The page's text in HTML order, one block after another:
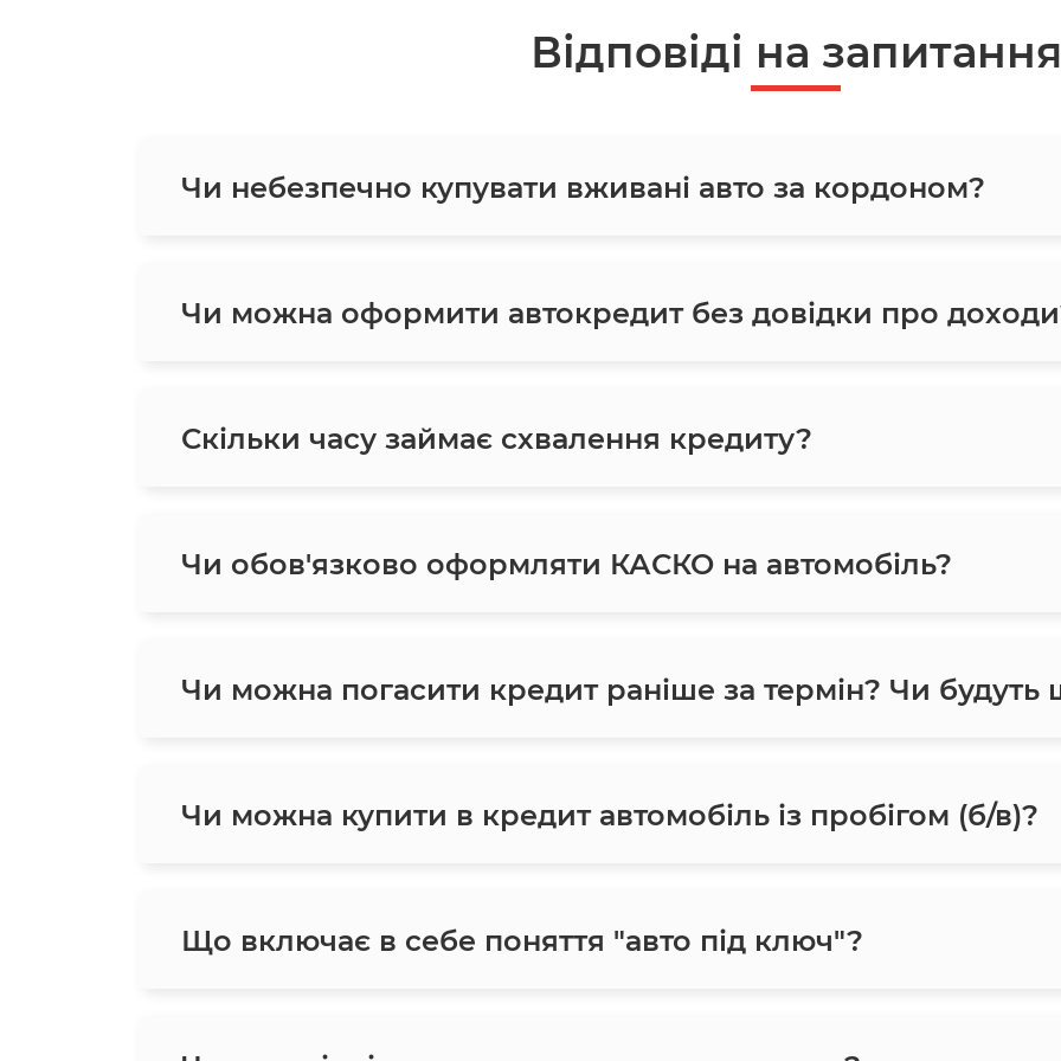
Відповіді на запитання
Чи небезпечно купувати вживані авто за кордоном?
Чи можна оформити автокредит без довідки про
Скільки часу займає схвалення кредиту?
Чи обов'язково оформляти КАСКО на автомобіль?
Чи можна погасити кредит раніше за термін? Чи будуть
Чи можна купити в кредит автомобіль із пробігом (б/в)?
Що включає в себе поняття "авто під ключ"?